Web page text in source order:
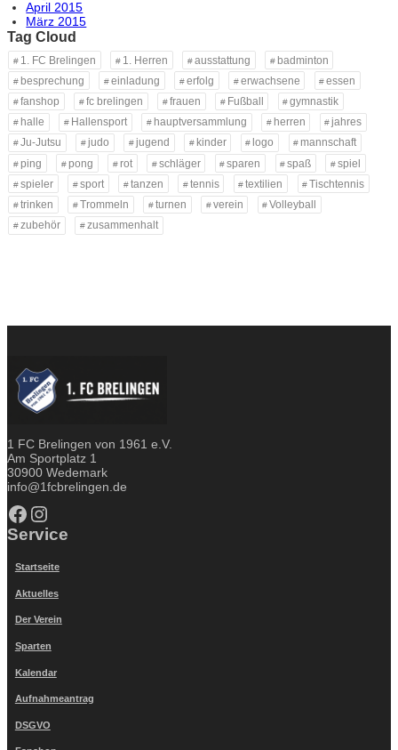
April 2015
März 2015
Tag Cloud
1. FC Brelingen 1. Herren ausstattung
badminton
besprechung
einladung erfolg erwachsene
essen
fanshop
fc brelingen frauen Fußball
gymnastik
halle
Hallensport hauptversammlung herren
jahres
Ju-Jutsu
judo jugend kinder logo
mannschaft
ping
pong rot schläger sparen spaß
spiel
spieler
sport tanzen tennis textilien
Tischtennis
trinken
Trommeln turnen verein
Volleyball
zubehör
zusammenhalt
1 FC Brelingen von 1961 e.V.
Am Sportplatz 1
30900 Wedemark
info@1fcbrelingen.de
Facebook Instagram
Service
Startseite
Aktuelles
Der Verein
Sparten
Kalendar
Aufnahmeantrag
DSGVO